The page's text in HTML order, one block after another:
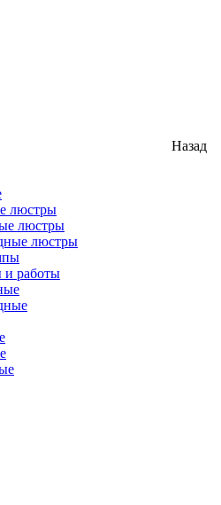
Назад
люстры
люстры
люстры
и работы